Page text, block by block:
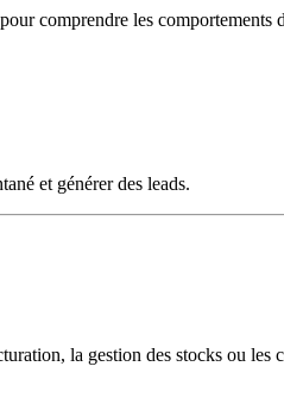
comprendre les comportements
et générer des leads.
la gestion des stocks ou